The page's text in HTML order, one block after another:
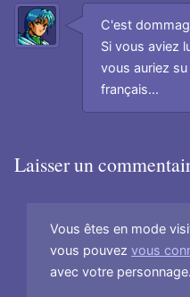
C'est
Si vous aviez
vous auriez
français...
Laisser un
Vous êtes en mode
vous pouvezvous
avec votre personnage.